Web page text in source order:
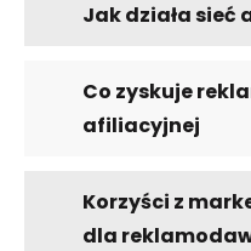
Jak działa sieć
Co zyskuje
afiliacyjnej
Korzyści z
dla